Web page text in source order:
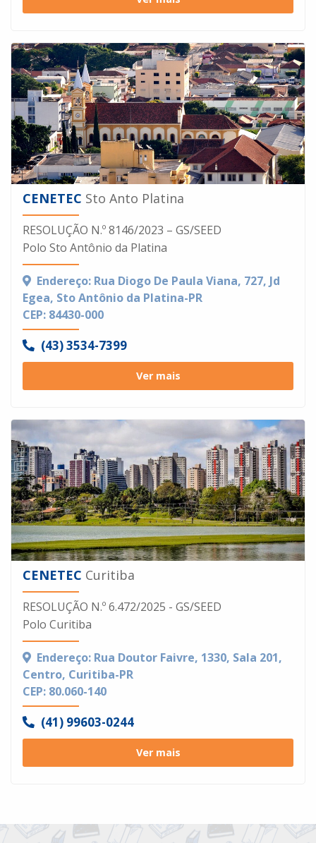
CENETEC Sto Anto Platina
RESOLUÇÃO N.º 8146/2023 – GS/SEED
Polo Sto Antônio da Platina
Endereço: Rua Diogo De Paula Viana, 727, Jd
Egea, Sto Antônio da Platina-PR
CEP: 84430-000
(43) 3534-7399
Ver mais
CENETEC Curitiba
RESOLUÇÃO N.º 6.472/2025 - GS/SEED
Polo Curitiba
Endereço: Rua Doutor Faivre, 1330, Sala 201,
Centro, Curitiba-PR
CEP: 80.060-140
(41) 99603-0244
Ver mais